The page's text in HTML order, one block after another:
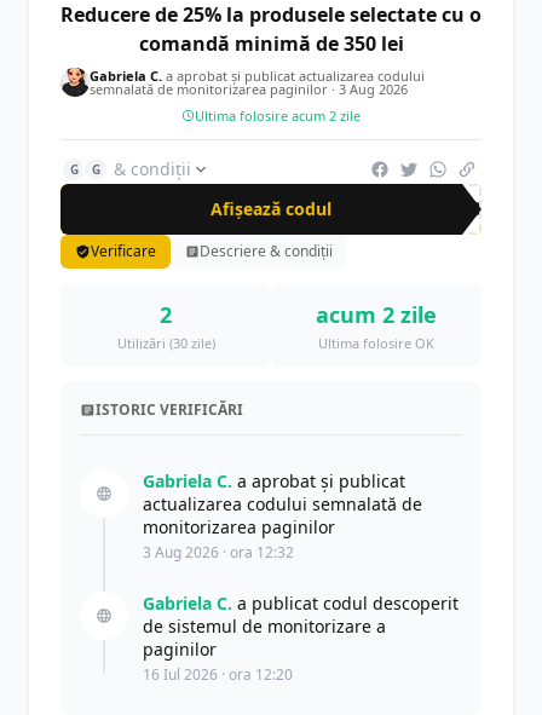
Reducere de 25% la produsele selectate cu o
comandă minimă de 350 lei
Gabriela C. a aprobat și publicat actualizarea codului
semnalată de monitorizarea paginilor · 3 Aug 2026
Ultima folosire acum 2 zile
G G
& condiții
Afișează codul
PRO
Verificare Descriere & condiții
2
Utilizări (30 zile)
acum 2 zile
Ultima folosire OK
ISTORIC VERIFICĂRI
Gabriela C. a aprobat și publicat
actualizarea codului semnalată de
monitorizarea paginilor
3 Aug 2026 · ora 12:32
Gabriela C. a publicat codul descoperit
de sistemul de monitorizare a
paginilor
16 Iul 2026 · ora 12:20